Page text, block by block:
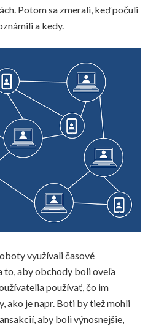
Potom sa zmerali, keď počuli
a kedy.
využívali časové
to, aby obchody boli oveľa
používať, čo im
ako je napr. Boti by tiež mohli
aby boli výnosnejšie,